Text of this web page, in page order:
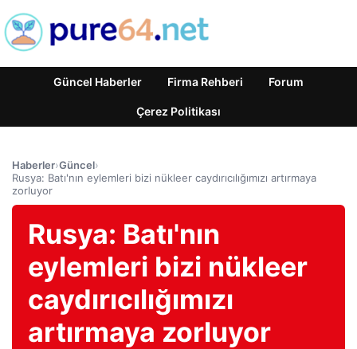
Güncel Haberler Firma Rehberi Forum
Çerez Politikası
Haberler›Güncel›
Rusya: Batı'nın eylemleri bizi nükleer caydırıcılığımızı artırmaya
zorluyor
Rusya: Batı'nın
eylemleri bizi nükleer
caydırıcılığımızı
artırmaya zorluyor